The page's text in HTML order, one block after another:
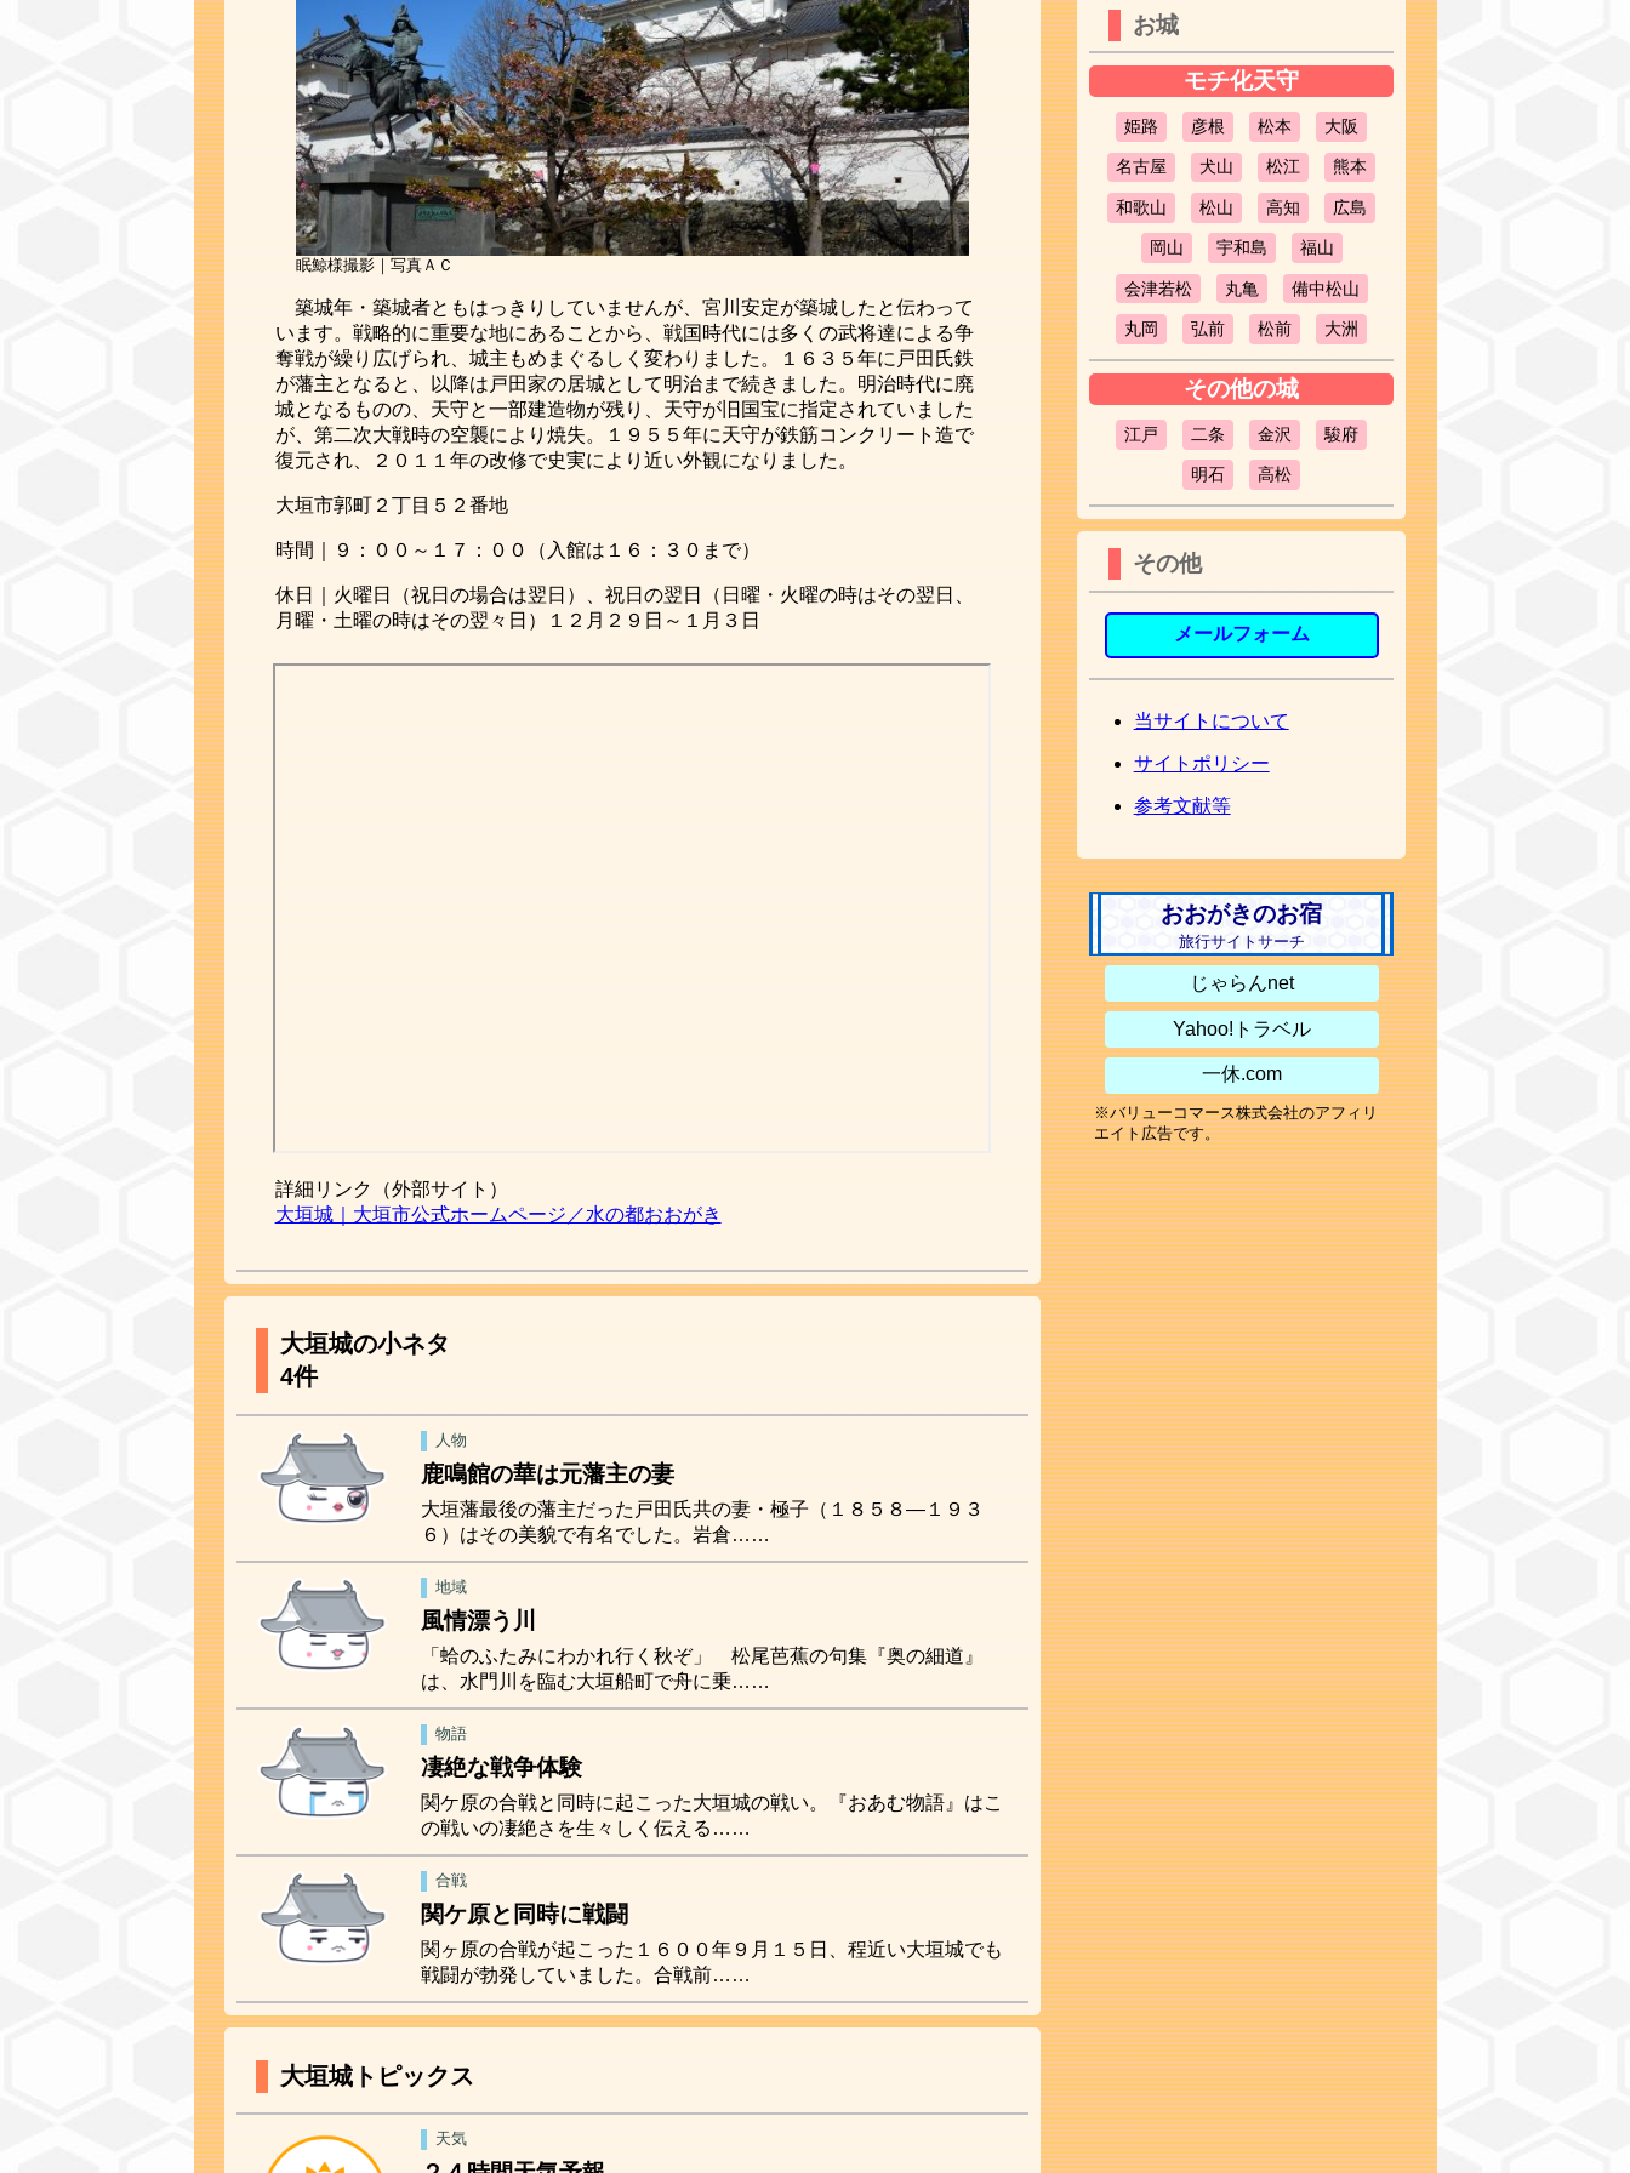
眠鯨様撮影｜写真ＡＣ
築城年・築城者ともはっきりしていませんが、宮川安定が築城したと伝わって
います。戦略的に重要な地にあることから、戦国時代には多くの武将達による争
奪戦が繰り広げられ、城主もめまぐるしく変わりました。１６３５年に戸田氏鉄
が藩主となると、以降は戸田家の居城として明治まで続きました。明治時代に廃
城となるものの、天守と一部建造物が残り、天守が旧国宝に指定されていました
が、第二次大戦時の空襲により焼失。１９５５年に天守が鉄筋コンクリート造で
復元され、２０１１年の改修で史実により近い外観になりました。
大垣市郭町２丁目５２番地
時間｜９：００～１７：００（入館は１６：３０まで）
休日｜火曜日（祝日の場合は翌日）、祝日の翌日（日曜・火曜の時はその翌日、
月曜・土曜の時はその翌々日）１２月２９日～１月３日
詳細リンク（外部サイト）
大垣城｜大垣市公式ホームページ／水の都おおがき
大垣城の小ネタ
4件
人物
鹿鳴館の華は元藩主の妻
大垣藩最後の藩主だった戸田氏共の妻・極子（１８５８―１９３
６）はその美貌で有名でした。岩倉……
地域
風情漂う川
「蛤のふたみにわかれ行く秋ぞ」 松尾芭蕉の句集『奥の細道』
は、水門川を臨む大垣船町で舟に乗……
物語
凄絶な戦争体験
関ケ原の合戦と同時に起こった大垣城の戦い。『おあむ物語』はこ
の戦いの凄絶さを生々しく伝える……
合戦
関ケ原と同時に戦闘
関ヶ原の合戦が起こった１６００年９月１５日、程近い大垣城でも
戦闘が勃発していました。合戦前……
大垣城トピックス
天気
お城
モチ化天守
姫路 彦根 松本 大阪
名古屋 犬山 松江 熊本
和歌山 松山 高知 広島
岡山 宇和島 福山
会津若松 丸亀 備中松山
丸岡 弘前 松前 大洲
その他の城
江戸 二条 金沢 駿府
明石 高松
その他
メールフォーム
当サイトについて
サイトポリシー
参考文献等
おおがきのお宿
旅行サイトサーチ
じゃらんnet
Yahoo!トラベル
一休.com
※バリューコマース株式会社のアフィリ
エイト広告です。